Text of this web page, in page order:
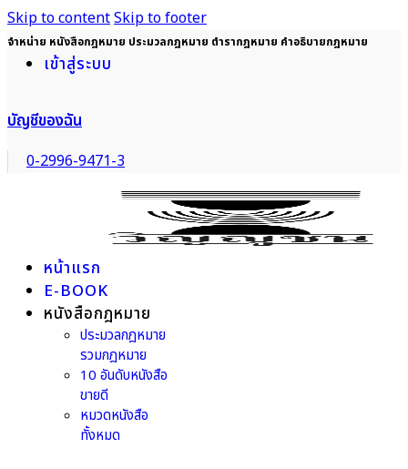
Skip to contentSkip to footer
จำหน่าย หนังสือกฎหมาย ประมวลกฎหมาย ตำรากฎหมาย คำอธิบายกฎหมาย
เข้าสู่ระบบ
บัญชีของฉัน
0-2996-9471-3
หน้าแรก
E-BOOK
หนังสือกฎหมาย
ประมวลกฎหมาย
รวมกฎหมาย
10 อันดับหนังสือ
ขายดี
หมวดหนังสือ
ทั้งหมด